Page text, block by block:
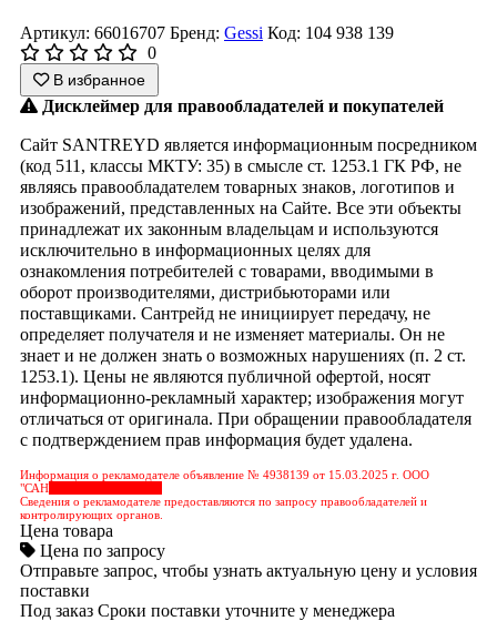
Артикул: 66016707 Бренд: Gessi Код: 104 938 139
0
В избранное
Дисклеймер для правообладателей и покупателей
Сайт SANTREYD является информационным посредником
(код 511, классы МКТУ: 35) в смысле ст. 1253.1 ГК РФ, не
являясь правообладателем товарных знаков, логотипов и
изображений, представленных на Сайте. Все эти объекты
принадлежат их законным владельцам и используются
исключительно в информационных целях для
ознакомления потребителей с товарами, вводимыми в
оборот производителями, дистрибьюторами или
поставщиками. Сантрейд не инициирует передачу, не
определяет получателя и не изменяет материалы. Он не
знает и не должен знать о возможных нарушениях (п. 2 ст.
1253.1). Цены не являются публичной офертой, носят
информационно-рекламный характер; изображения могут
отличаться от оригинала. При обращении правообладателя
с подтверждением прав информация будет удалена.
Информация о рекламодателе объявление № 4938139 от 15.03.2025 г. ООО
"САН
Сведения о рекламодателе предоставляются по запросу правообладателей и
контролирующих органов.
Цена товара
Цена по запросу
Отправьте запрос, чтобы узнать актуальную цену и условия
поставки
Под заказ Сроки поставки уточните у менеджера